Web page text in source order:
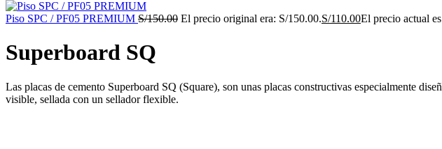
Piso SPC / PF05 PREMIUM S/150.00 El precio original era: S/150.00.S/110.00El precio actual
Superboard SQ
Las placas de cemento Superboard SQ (Square), son unas placas constructivas especialmente
visible, sellada con un sellador flexible.